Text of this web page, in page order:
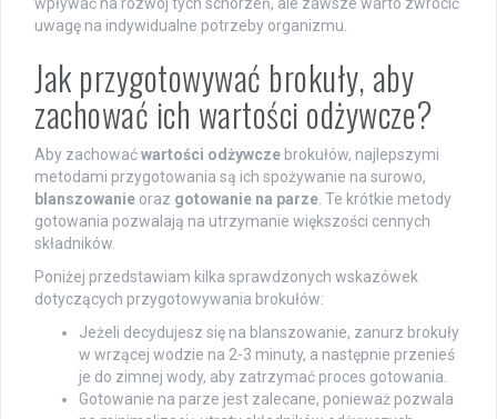
uwagę na indywidualne potrzeby organizmu.
Jak przygotowywać brokuły, aby
zachować ich wartości odżywcze?
Aby zachowaćwartości odżywcze brokułów, najlepszymi
metodami przygotowania są ich spożywanie na surowo,
blanszowanie oraz gotowanie na parze . Te krótkie metody
gotowania pozwalają na utrzymanie większości cennych
składników.
Poniżej przedstawiam kilka sprawdzonych wskazówek
dotyczących przygotowywania brokułów:
Jeżeli decydujesz się na blanszowanie, zanurz brokuły
w wrzącej wodzie na 2-3 minuty, a następnie przenieś
je do zimnej wody, aby zatrzymać proces gotowania.
Gotowanie na parze jest zalecane, ponieważ pozwala